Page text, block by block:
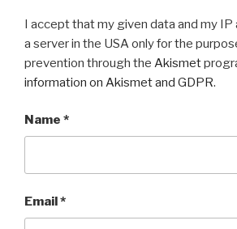
I accept that my given data and my
a server in the USA only for the
prevention through the Akismet
information on Akismet and GDPR.
Name *
Email*